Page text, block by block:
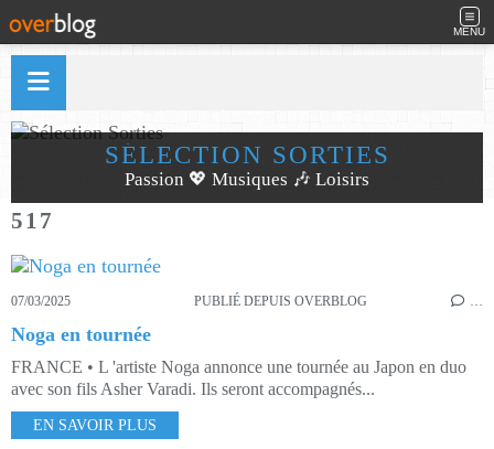
MENU
SÉLECTION SORTIES
Passion 💖 Musiques 🎶 Loisirs
517
07/03/2025 PUBLIÉ DEPUIS OVERBLOG …
Noga en tournée
FRANCE • L 'artiste Noga annonce une tournée au Japon en duo
avec son fils Asher Varadi. Ils seront accompagnés...
EN SAVOIR PLUS